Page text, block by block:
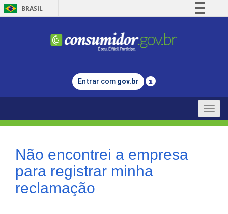
BRASIL
Comunica BR
Legislação
Entrar com gov.br
Toggle
Não encontrei a empresa
para registrar minha
reclamação